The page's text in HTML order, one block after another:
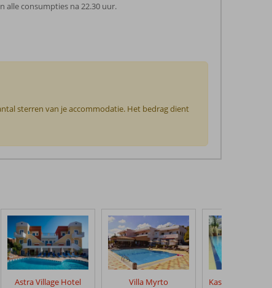
alle consumpties na 22.30 uur.
sterren van je accommodatie. Het bedrag dient
Astra Village Hotel Villa Myrto